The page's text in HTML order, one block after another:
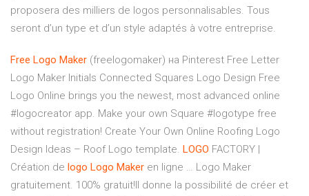
proposera des milliers de logos personnalisables. Tous
seront d’un type et d’un style adaptés à votre entreprise.
Free Logo Maker (freelogomaker) на Pinterest Free Letter
Logo Maker Initials Connected Squares Logo Design Free
Logo Online brings you the newest, most advanced online
#logocreator app. Make your own Square #logotype free
without registration! Create Your Own Online Roofing Logo
Design Ideas – Roof Logo template. LOGO FACTORY |
Création de logo Logo Maker en ligne … Logo Maker
gratuitement. 100% gratuit!Il donne la possibilité de créer et